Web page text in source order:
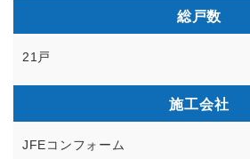
総戸数
21戸
施工会社
JFEコンフォーム